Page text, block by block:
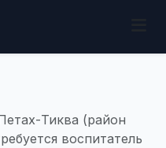
Тиква (район
воспитатель